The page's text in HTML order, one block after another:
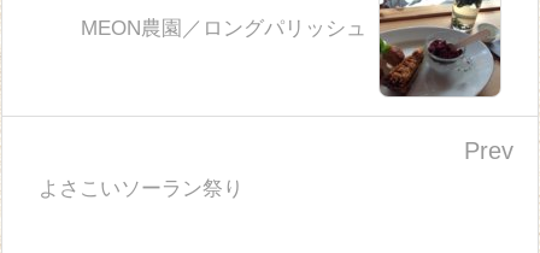
MEON農園／ロングパリッシュ
よさこいソーラン祭り
Prev